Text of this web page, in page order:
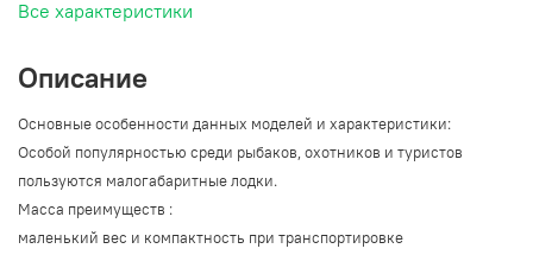
Все характеристики
Описание
Основные особенности данных моделей и характеристики:
Особой популярностью среди рыбаков, охотников и туристов
пользуются малогабаритные лодки.
Масса преимуществ :
маленький вес и компактность при транспортировке